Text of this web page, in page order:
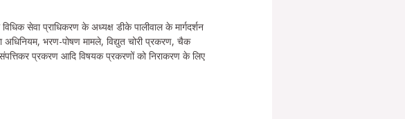
सेवा प्राधिकरण के अध्यक्ष डीके पालीवाल के मार्गदर्शन
अधिनियम, भरण-पोषण मामले, विद्युत चोरी प्रकरण, चैक
प्रकरण आदि विषयक प्रकरणों को निराकरण के लिए